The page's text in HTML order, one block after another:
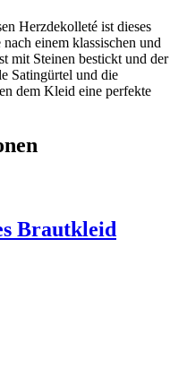
Herzdekolleté ist dieses
einem klassischen und
mit Steinen bestickt und der
Satingürtel und die
dem Kleid eine perfekte
Brautkleid